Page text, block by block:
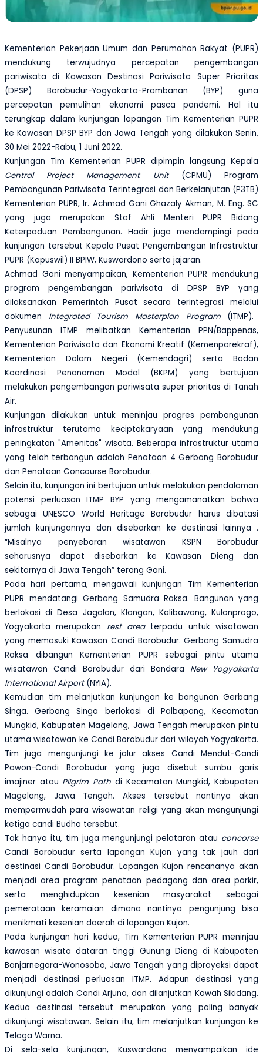
Kementerian Pekerjaan Umum dan Perumahan Rakyat (PUPR)
mendukung terwujudnya percepatan pengembangan
pariwisata di Kawasan Destinasi Pariwisata Super Prioritas
(DPSP) Borobudur-Yogyakarta-Prambanan (BYP) guna
percepatan pemulihan ekonomi pasca pandemi. Hal itu
terungkap dalam kunjungan lapangan Tim Kementerian PUPR
ke Kawasan DPSP BYP dan Jawa Tengah yang dilakukan Senin,
30 Mei 2022-Rabu, 1 Juni 2022.
Kunjungan Tim Kementerian PUPR dipimpin langsung Kepala
Central Project Management Unit(CPMU) Program
Pembangunan Pariwisata Terintegrasi dan Berkelanjutan (P3TB)
Kementerian PUPR,Ir. Achmad Gani Ghazaly Akman, M. Eng. SC
yang juga merupakan Staf Ahli Menteri PUPR Bidang
Keterpaduan Pembangunan. Hadir juga mendampingi pada
kunjungan tersebut Kepala Pusat Pengembangan Infrastruktur
PUPR (Kapuswil) II BPIW, Kuswardono serta jajaran.
Achmad Gani menyampaikan, Kementerian PUPR mendukung
program pengembangan pariwisata di DPSP BYP yang
dilaksanakan Pemerintah Pusat secara terintegrasi melalui
dokumen
Integrated Tourism Masterplan Program(ITMP).
Penyusunan ITMP melibatkan Kementerian PPN/Bappenas,
Kementerian Pariwisata dan Ekonomi Kreatif (Kemenparekraf),
Kementerian Dalam Negeri (Kemendagri) serta Badan
Koordinasi Penanaman Modal (BKPM) yang bertujuan
melakukan pengembangan pariwisata super prioritas di Tanah
Air.
Kunjungan dilakukan untuk meninjau progres pembangunan
infrastruktur terutama keciptakaryaan yang mendukung
peningkatan "Amenitas" wisata. Beberapa infrastruktur utama
yang telah terbangun adalah Penataan 4 Gerbang Borobudur
dan Penataan Concourse Borobudur.
Selain itu, kunjungan ini bertujuan untuk melakukan pendalaman
potensi perluasan ITMP BYP yang mengamanatkan bahwa
sebagai UNESCO World Heritage Borobudur harus dibatasi
jumlah kunjungannya dan disebarkan ke destinasi lainnya .
“Misalnya penyebaran wisatawan KSPN Borobudur
seharusnya dapat disebarkan ke Kawasan Dieng dan
sekitarnya di Jawa Tengah” terang Gani.
Pada hari pertama, mengawali kunjungan Tim Kementerian
PUPR mendatangi Gerbang Samudra Raksa. Bangunan yang
berlokasi di Desa Jagalan, Klangan, Kalibawang, Kulonprogo,
Yogyakarta merupakan rest areaterpadu untuk wisatawan
yang memasuki Kawasan Candi Borobudur. Gerbang Samudra
Raksa dibangun Kementerian PUPR sebagai pintu utama
wisatawan Candi Borobudur dari Bandara New Yogyakarta
International Airport(NYIA).
Kemudian tim melanjutkan kunjungan ke bangunan Gerbang
Singa. Gerbang Singa berlokasi di Palbapang, Kecamatan
Mungkid, Kabupaten Magelang, Jawa Tengah merupakan pintu
utama wisatawan ke Candi Borobudur dari wilayah Yogyakarta.
Tim juga mengunjungi ke jalur akses Candi Mendut-Candi
Pawon-Candi Borobudur yang juga disebut sumbu garis
imajiner atau Pilgrim Path di Kecamatan Mungkid, Kabupaten
Magelang, Jawa Tengah. Akses tersebut nantinya akan
mempermudah para wisawatan religi yang akan mengunjungi
ketiga candi Budha tersebut.
Tak hanya itu, tim juga mengunjungipelataran atau concorse
Candi Borobudur serta lapangan Kujon yang tak jauh dari
destinasi Candi Borobudur. Lapangan Kujon rencananya akan
menjadi area program penataan pedagang dan area parkir,
serta menghidupkan kesenian masyarakat sebagai
pemerataan keramaian dimana nantinya pengunjung bisa
menikmati kesenian daerah di lapangan Kujon.
Pada kunjungan hari kedua, Tim Kementerian PUPR meninjau
kawasan wisata dataran tinggi Gunung Dieng di Kabupaten
Banjarnegara-Wonosobo, Jawa Tengah yang diproyeksi dapat
menjadi
destinasiperluasan ITMP. Adapun destinasi yang
dikunjungi adalah Candi Arjuna, dan dilanjutkan Kawah Sikidang.
Kedua destinasi tersebut merupakan yang paling banyak
dikunjungi wisatawan. Selain itu, tim melanjutkan kunjungan ke
Telaga Warna.
Di sela-sela kunjungan, Kuswardono menyampaikan ide